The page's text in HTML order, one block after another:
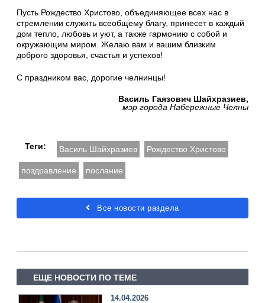
Пусть Рождество Христово, объединяющее всех нас в
стремлении служить всеобщему благу, принесет в каждый
дом тепло, любовь и уют, а также гармонию с собой и
окружающим миром. Желаю вам и вашим близким
доброго здоровья, счастья и успехов!
С праздником вас, дорогие челнинцы!
Василь Гаязович Шайхразиев,
мэр города Набережные Челны
Теги: Василь Шайхразиев Рождество Христово
поздравление послание
Все новости раздела
ЕЩЕ НОВОСТИ ПО ТЕМЕ
14.04.2026